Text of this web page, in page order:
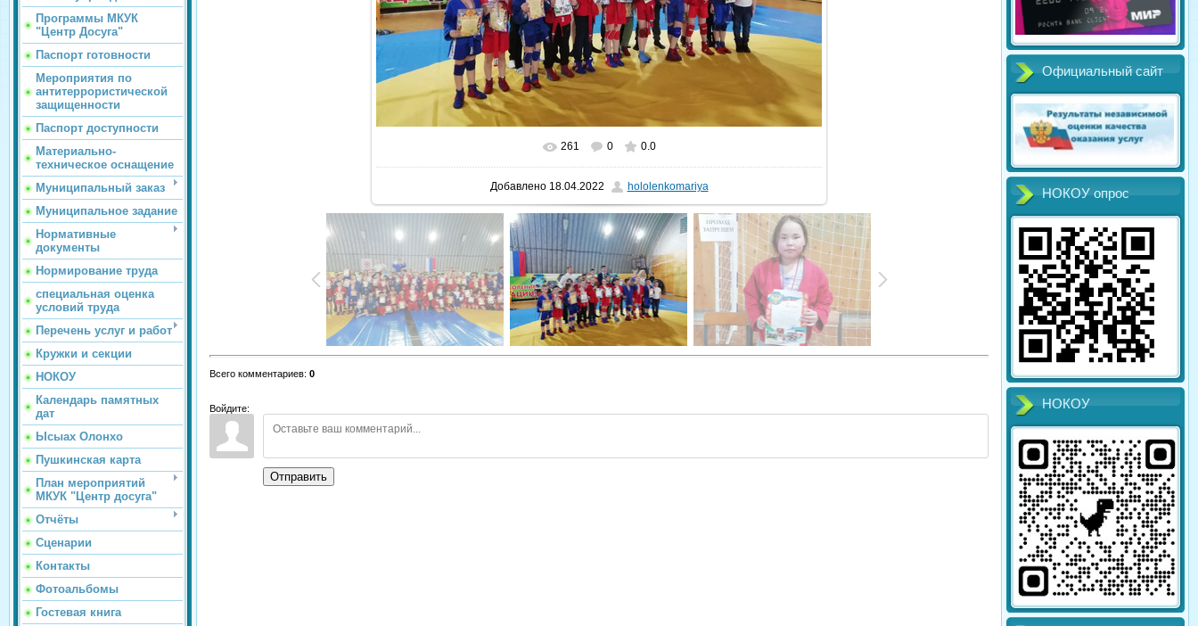
Программы МКУК
"Центр Досуга"
Паспорт готовности
Мероприятия по
антитеррористической
защищенности
Паспорт доступности
Материально-
техническое оснащение
Муниципальный заказ
Муниципальное задание
Нормативные
документы
Нормирование труда
специальная оценка
условий труда
Перечень услуг и работ
Кружки и секции
НОКОУ
Календарь памятных
дат
Ысыах Олонхо
Пушкинская карта
План мероприятий
МКУК "Центр досуга"
Отчёты
Сценарии
Контакты
Фотоальбомы
Гостевая книга
В реальном размере 1040x780
261 0 0.0
Добавлено18.04.2022 hololenkomariya
Всего комментариев: 0
Войдите:
Отправить
Официальный сайт
НОКОУ опрос
НОКОУ